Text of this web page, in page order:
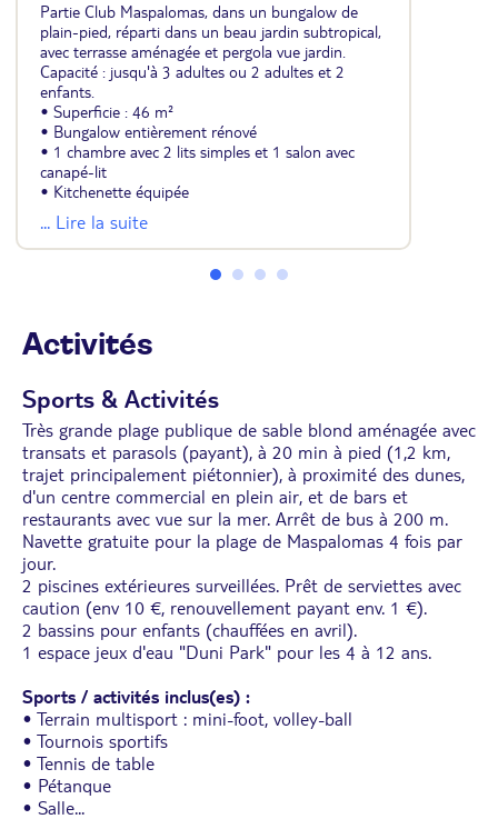
Partie Club Maspalomas, dans un bungalow de
plain-pied, réparti dans un beau jardin subtropical,
avec terrasse aménagée et pergola vue jardin.
Capacité : jusqu'à 3 adultes ou 2 adultes et 2
enfants.
• Superficie : 46 m²
• Bungalow entièrement rénové
• 1 chambre avec 2 lits simples et 1 salon avec
canapé-lit
• Kitchenette équipée
• Climatisation
• Télévision écran plat
• Mini réfrigérateur
• Salle de bains avec douche et sèche-cheveux
... Lire la suite
Activités
Sports & Activités
Très grande plage publique de sable blond aménagée avec
transats et parasols (payant), à 20 min à pied (1,2 km,
trajet principalement piétonnier), à proximité des dunes,
d'un centre commercial en plein air, et de bars et
restaurants avec vue sur la mer. Arrêt de bus à 200 m.
Navette gratuite pour la plage de Maspalomas 4 fois par
jour.
2 piscines extérieures surveillées. Prêt de serviettes avec
caution (env 10 €, renouvellement payant env. 1 €).
2 bassins pour enfants (chauffées en avril).
1 espace jeux d'eau "Duni Park" pour les 4 à 12 ans.
Sports / activités inclus(es) :
• Terrain multisport : mini-foot, volley-ball
• Tournois sportifs
• Tennis de table
• Pétanque
• Salle...